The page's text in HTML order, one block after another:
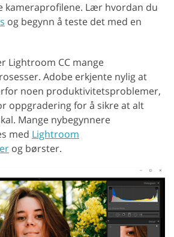
kameraprofilene. Lær hvordan du
og begynn å teste det med en
Lightroom CC mange
Adobe erkjente nylig at
noen produktivitetsproblemer,
oppgradering for å sikre at alt
Mange nybegynnere
med Lightroom
og børster.